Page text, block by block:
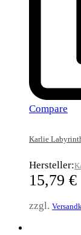
Compare
Karlie
Hersteller:
15,79 €
zzgl.